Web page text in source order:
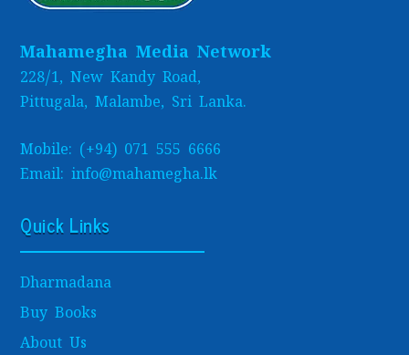
Mahamegha Media Network
228/1, New Kandy Road,
Pittugala, Malambe, Sri Lanka.
Mobile: (+94) 071 555 6666
Email: info@mahamegha.lk
Quick Links
Dharmadana
Buy Books
About Us